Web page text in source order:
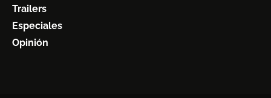
Trailers
Especiales
Opinión